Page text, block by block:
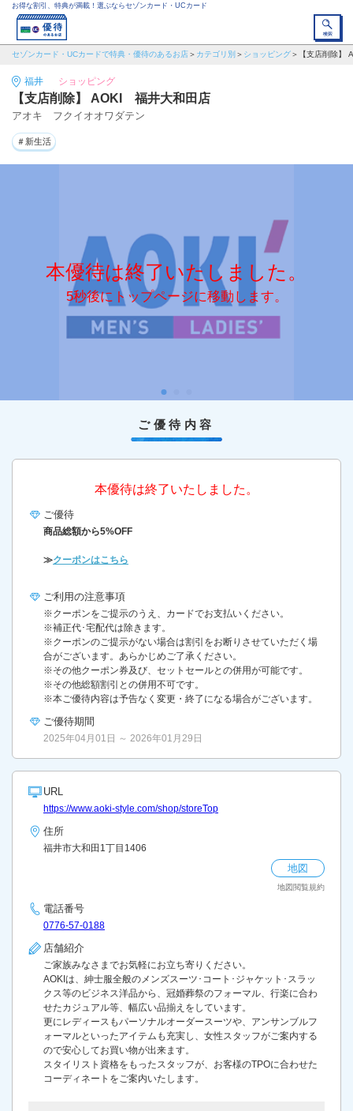
お得な割引、特典が満載！選ぶならセゾンカード・UCカード
セゾンカード・UCカードで特典・優待のあるお店 カテゴリ別 ショッピング 【支店削除
福井 ショッピング
【支店削除】 AOKI 福井大和田店
アオキ フクイオオワダテン
＃新生活
本優待は終了いたしました。
5秒後にトップページに移動します。
ご優待内容
本優待は終了いたしました。
ご優待
商品総額から5%OFF
≫クーポンはこちら
ご利用の注意事項
※クーポンをご提示のうえ、カードでお支払いください。
※補正代･宅配代は除きます。
※クーポンのご提示がない場合は割引をお断りさせていただく場
合がございます。あらかじめご了承ください。
※その他クーポン券及び、セットセールとの併用が可能です。
※その他総額割引との併用不可です。
※本ご優待内容は予告なく変更・終了になる場合がございます。
ご優待期間
2025年04月01日 ～ 2026年01月29日
URL
https://www.aoki-style.com/shop/storeTop
住所
福井市大和田1丁目1406
地図
地図閲覧規約
電話番号
0776-57-0188
店舗紹介
ご家族みなさまでお気軽にお立ち寄りください。
AOKIは、紳士服全般のメンズスーツ･コート･ジャケット･スラッ
クス等のビジネス洋品から、冠婚葬祭のフォーマル、行楽に合わ
せたカジュアル等、幅広い品揃えをしています。
更にレディースもパーソナルオーダースーツや、アンサンブルフ
ォーマルといったアイテムも充実し、女性スタッフがご案内する
ので安心してお買い物が出来ます。
スタイリスト資格をもったスタッフが、お客様のTPOに合わせた
コーディネートをご案内いたします。